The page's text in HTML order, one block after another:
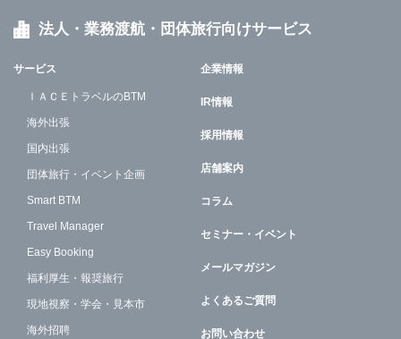
法人・業務渡航・団体旅行向けサービス
サービス
ＩＡＣＥトラベルのBTM
海外出張
国内出張
団体旅行・イベント企画
Smart BTM
Travel Manager
Easy Booking
福利厚生・報奨旅行
現地視察・学会・見本市
海外招聘
企業情報
IR情報
採用情報
店舗案内
コラム
セミナー・イベント
メールマガジン
よくあるご質問
お問い合わせ